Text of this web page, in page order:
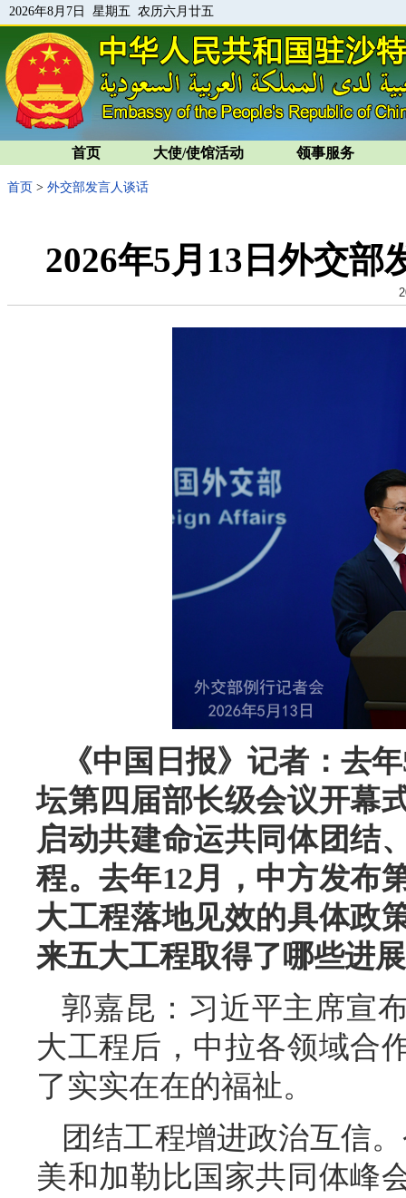
2026年8月7日 星期五 农历六月廿五
首页 大使/使馆活动 领事服务
首页 > 外交部发言人谈话
2026年5月13日外交
《中国日报》记者：去
坛第四届部长级会议开幕
启动共建命运共同体团结
程。去年12月，中方发布
大工程落地见效的具体政
来五大工程取得了哪些进
郭嘉昆：习近平主席宣
大工程后，中拉各领域合
了实实在在的福祉。
团结工程增进政治互信
美和加勒比国家共同体峰